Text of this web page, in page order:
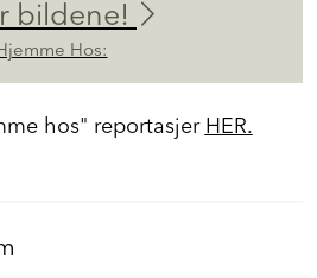
bildene!
Hos:
hos" reportasjer HER.